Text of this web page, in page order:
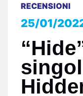
RECENSIONI
25/01/